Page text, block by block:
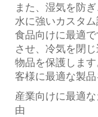
また、湿気を防
水に強いカスタ
食品向けに最適
させ、冷気を閉
物品を保護しま
客様に最適な製品
産業向けに最適
由